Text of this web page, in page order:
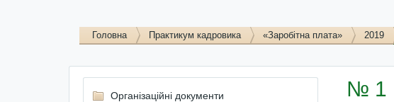
Головна Практикум кадровика «Заробітна плата» 2019
№ 1
Організаційні документи